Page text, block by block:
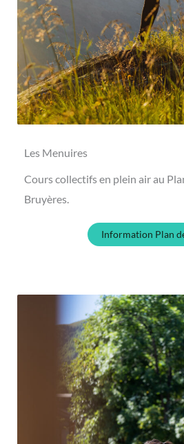
Les Menuires
Cours collectifs en plein air au
Bruyères.
Information Plan